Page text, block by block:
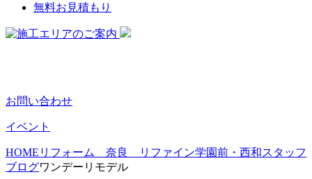
無料お見積もり
お問い合わせ
イベント
HOME リフォーム 奈良 リファイン学園前・西和スタッフ
ブログワンデーリモデル